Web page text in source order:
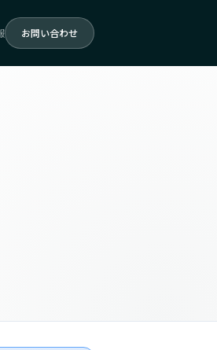
お問い合わせ